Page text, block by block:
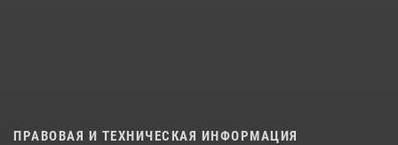
ПРАВОВАЯ И ТЕХНИЧЕСКАЯ ИНФОРМАЦИЯ